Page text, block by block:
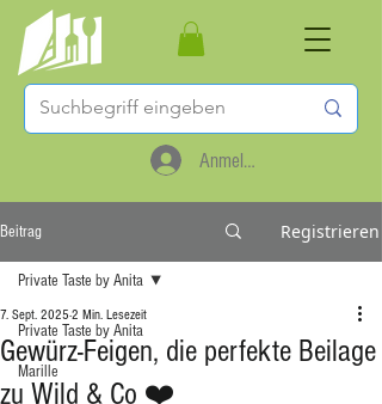
Anmelden
Beitrag Registrieren
Private Taste by Anita
Marille
Private Taste by Anita
Gewürz-Feigen, die perfekte Beilage
zu Wild & Co ❤️
7. Sept. 2025 2 Min. Lesezeit